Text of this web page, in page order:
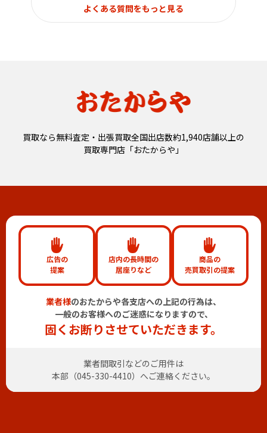
よくある質問をもっと見る
買取なら無料査定・出張買取全国出店数約1,940店舗以上の
買取専門店「おたからや」
広告の
提案
店内の長時間の
居座りなど
商品の
売買取引の提案
業者様のおたからや各支店への上記の行為は、
一般のお客様へのご迷惑になりますので、
固くお断りさせていただきます。
業者間取引などのご用件は
本部（045-330-4410）へご連絡ください。